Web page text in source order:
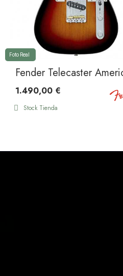
Fender Telecaster
1.490,00 €
Foto Real
Stock Tienda